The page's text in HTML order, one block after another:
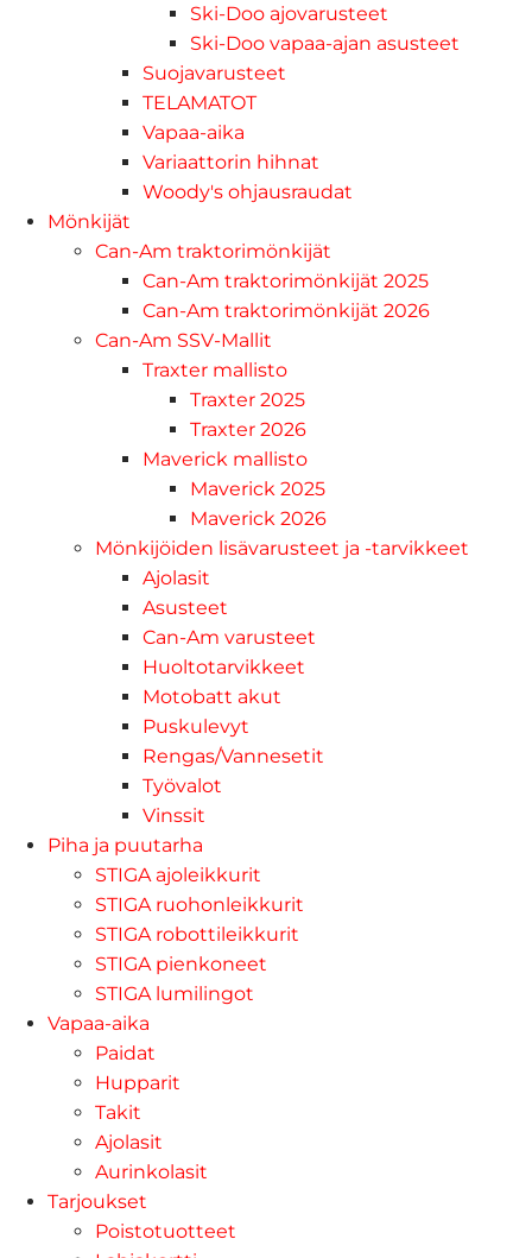
Ski-Doo ajovarusteet
Ski-Doo vapaa-ajan asusteet
Suojavarusteet
TELAMATOT
Vapaa-aika
Variaattorin hihnat
Woody's ohjausraudat
Mönkijät
Can-Am traktorimönkijät
Can-Am traktorimönkijät 2025
Can-Am traktorimönkijät 2026
Can-Am SSV-Mallit
Traxter mallisto
Traxter 2025
Traxter 2026
Maverick mallisto
Maverick 2025
Maverick 2026
Mönkijöiden lisävarusteet ja -tarvikkeet
Ajolasit
Asusteet
Can-Am varusteet
Huoltotarvikkeet
Motobatt akut
Puskulevyt
Rengas/Vannesetit
Työvalot
Vinssit
Piha ja puutarha
STIGA ajoleikkurit
STIGA ruohonleikkurit
STIGA robottileikkurit
STIGA pienkoneet
STIGA lumilingot
Vapaa-aika
Paidat
Hupparit
Takit
Ajolasit
Aurinkolasit
Tarjoukset
Poistotuotteet